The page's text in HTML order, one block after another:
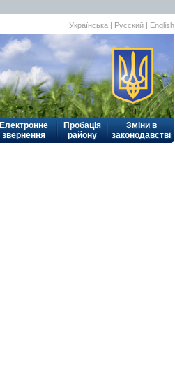
Українська | Русский | English
Електронне
звернення
Пробація
району
Зміни в
законодавстві